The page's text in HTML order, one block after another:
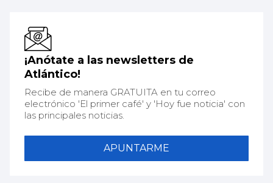
¡Anótate a las newsletters de
Atlántico!
Recibe de manera GRATUITA en tu correo
electrónico 'El primer café' y 'Hoy fue noticia' con
las principales noticias.
APUNTARME